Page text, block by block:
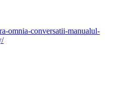
omnia-conversatii-manualul-